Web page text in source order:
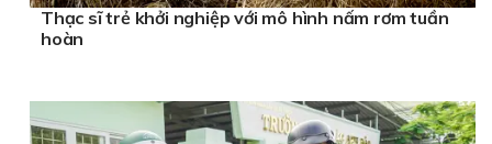
Thạc sĩ trẻ khởi nghiệp với mô hình nấm rơm tuần
hoàn